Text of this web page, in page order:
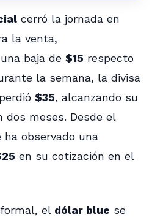
cerró la jornada en
la venta,
baja de $15 respecto
la semana, la divisa
$35, alcanzando su
dos meses. Desde el
ha observado una
en su cotización en el
el dólar blue se